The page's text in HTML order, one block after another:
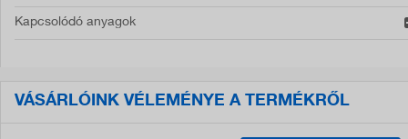
Kapcsolódó anyagok
VÁSÁRLÓINK VÉLEMÉNYE A TERMÉKRŐL